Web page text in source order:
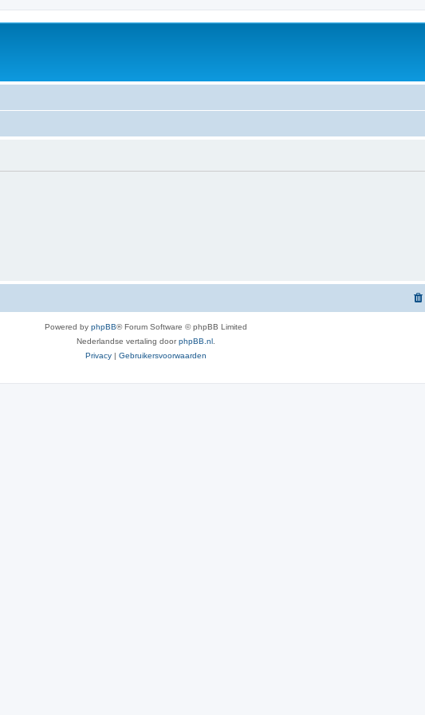
Powered by phpBB® Forum Software © phpBB Limited
Nederlandse vertaling doorphpBB.nl
Privacy | Gebruikersvoorwaarden